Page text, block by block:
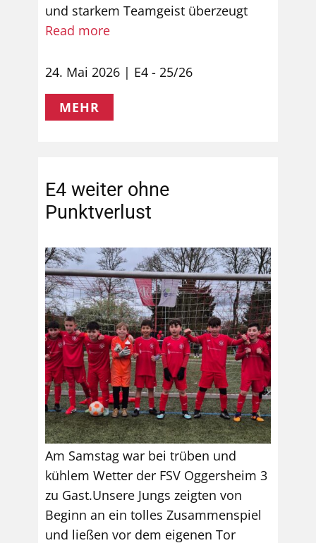
und starkem Teamgeist überzeugt
Read more
24. Mai 2026 E4 - 25/26
MEHR
E4 weiter ohne
Punktverlust
Am Samstag war bei trüben und
kühlem Wetter der FSV Oggersheim 3
zu Gast.Unsere Jungs zeigten von
Beginn an ein tolles Zusammenspiel
und ließen vor dem eigenen Tor